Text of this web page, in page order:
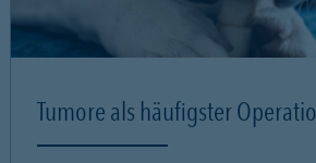
Tumore als häufigster